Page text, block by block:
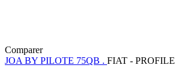
Comparer
JOA BY PILOTE 75QB . FIAT - PROFILE